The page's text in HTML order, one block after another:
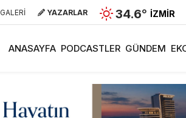
GALERİ YAZARLAR 34.6° İZMIR
ANASAYFA PODCASTLER GÜNDEM